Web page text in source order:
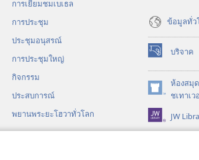
การ​เยี่ยม​ชม​เบเธล
การประชุม
ประชุมอนุสรณ์
การประชุมใหญ่
กิจกรรม
ประสบการณ์
พยานพระยะโฮวาทั่วโลก
ข้อมูล​ทั่ว​
บริจาค
(เปิด
หน้าต่าง
ใหม่)
ห้องสมุด
ชเทาเว
(เปิด
หน้าต่าง
ใหม่)
JW